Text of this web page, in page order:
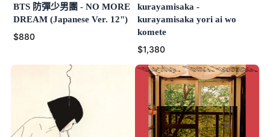
BTS 防彈少男團 - NO MORE
DREAM (Japanese Ver. 12")
$880
kurayamisaka -
kurayamisaka yori ai wo
komete
$1,380